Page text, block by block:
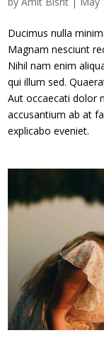
Ducimus nulla
Magnam nesciunt
Nihil nam enim
qui illum sed.
Aut occaecati dolor
accusantium ab at
explicabo eveniet.